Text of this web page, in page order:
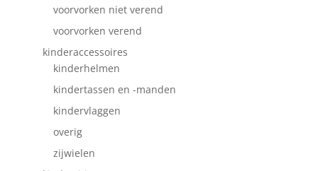
voorvorken niet verend
voorvorken verend
kinderaccessoires
kinderhelmen
kindertassen en -manden
kindervlaggen
overig
zijwielen